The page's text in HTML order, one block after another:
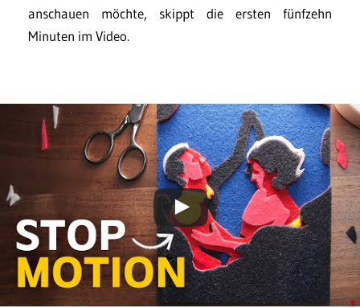
anschauen möchte, skippt die ersten fünfzehn
Minuten im Video.